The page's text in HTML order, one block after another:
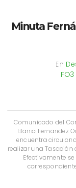
Minuta
En
Comunicado del
Barrio Fernandez
encuentra
realizar una Tasación
Efectivamente